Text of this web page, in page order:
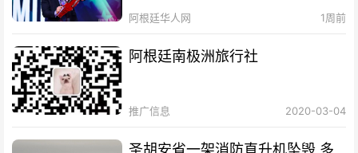
阿根廷华人网 1周前
阿根廷南极洲旅行社
推广信息 2020-03-04